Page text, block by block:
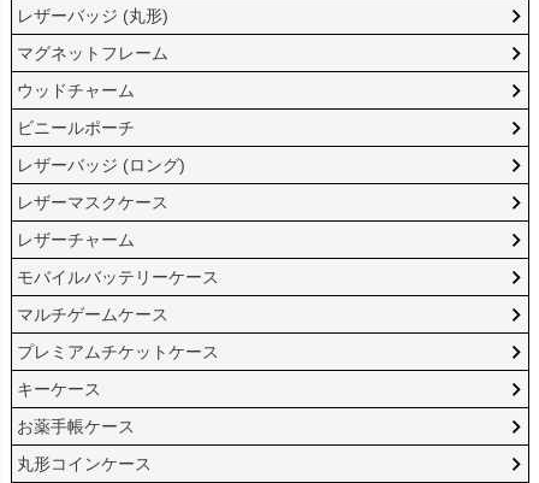
レザーバッジ (丸形)
マグネットフレーム
ウッドチャーム
ビニールポーチ
レザーバッジ (ロング)
レザーマスクケース
レザーチャーム
モバイルバッテリーケース
マルチゲームケース
プレミアムチケットケース
キーケース
お薬手帳ケース
丸形コインケース